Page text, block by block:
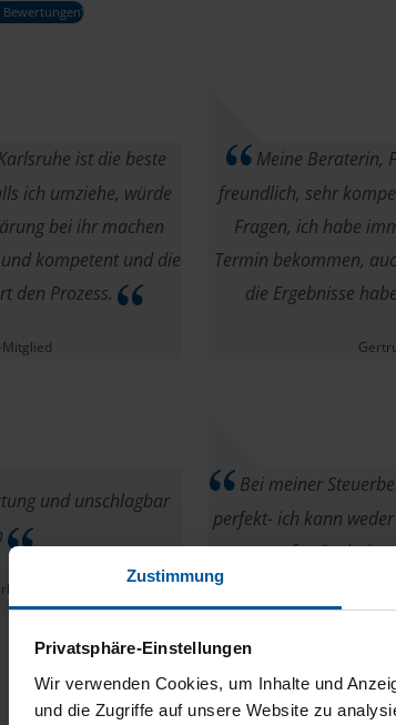
Zustimmung
Privatsphäre-Einstellungen
Wir verwenden Cookies, um Inhalte und
und die Zugriffe auf unsere Website zu
Bewertungen)
ist die beste
ich umziehe, würde
bei ihr machen
kompetent und die
den Prozess.
Mitglied
Meine Beraterin,
freundlich, sehr
Fragen, ich habe
Termin bekommen,
die Ergebnisse
und unschlagbar
Bei meiner
perfekt- ich kann
für